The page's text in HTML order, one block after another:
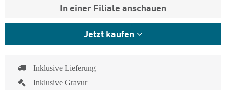
In einer Filiale anschauen
Jetzt kaufen
Inklusive Lieferung
Inklusive Gravur